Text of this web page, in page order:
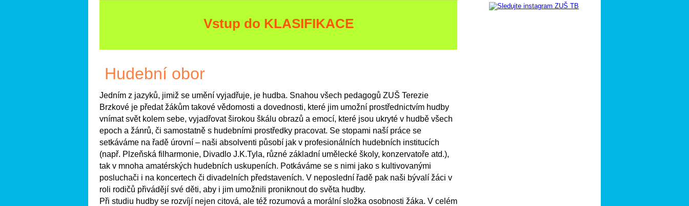
Vstup do KLASIFIKACE
Hudební obor
Jedním z jazyků, jimiž se umění vyjadřuje, je hudba. Snahou všech pedagogů ZUŠ Terezie
Brzkové je předat žákům takové vědomosti a dovednosti, které jim umožní prostřednictvím hudby
vnímat svět kolem sebe, vyjadřovat širokou škálu obrazů a emocí, které jsou ukryté v hudbě všech
epoch a žánrů, či samostatně s hudebními prostředky pracovat. Se stopami naší práce se
setkáváme na řadě úrovní – naši absolventi působí jak v profesionálních hudebních institucích
(např. Plzeňská filharmonie, Divadlo J.K.Tyla, různé základní umělecké školy, konzervatoře atd.),
tak v mnoha amatérských hudebních uskupeních. Potkáváme se s nimi jako s kultivovanými
posluchači i na koncertech či divadelních představeních. V neposlední řadě pak naši bývalí žáci v
roli rodičů přivádějí své děti, aby i jim umožnili proniknout do světa hudby.
Při studiu hudby se rozvíjí nejen citová, ale též rozumová a morální složka osobnosti žáka. V celém